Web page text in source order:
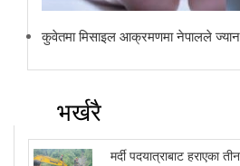
कुवेतमा मिसाइल आक्रमणमा नेपालले
भर्खरै
मर्दी पदयात्राबाट हराएका